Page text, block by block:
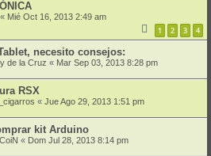
« Mié Oct 16, 2013 2:49 am
1 2 3 4
necesito consejos:
de la Cruz « Mar Sep 03, 2013 8:28 pm
RSX
« Jue Ago 29, 2013 1:51 pm
kit Arduino
« Dom Jul 28, 2013 8:14 pm